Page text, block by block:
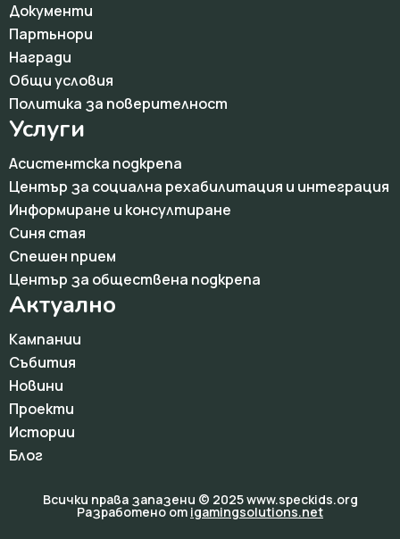
Документи
Партьнори
Награди
Общи условия
Политика за поверителност
Услуги
Асистентска подкрепа
Център за социална рехабилитация и интеграция
Информиране и консултиране
Синя стая
Спешен прием
Център за обществена подкрепа
Актуално
Кампании
Събития
Новини
Проекти
Истории
Блог
Всички права запазени © 2025 www.speckids.org
Разработено от igamingsolutions.net